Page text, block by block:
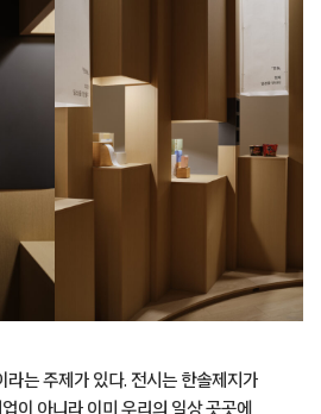
라는 주제가 있다. 전시는 한솔제지가
이 아니라 이미 우리의 일상 곳곳에